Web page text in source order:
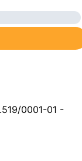
0001-01 -